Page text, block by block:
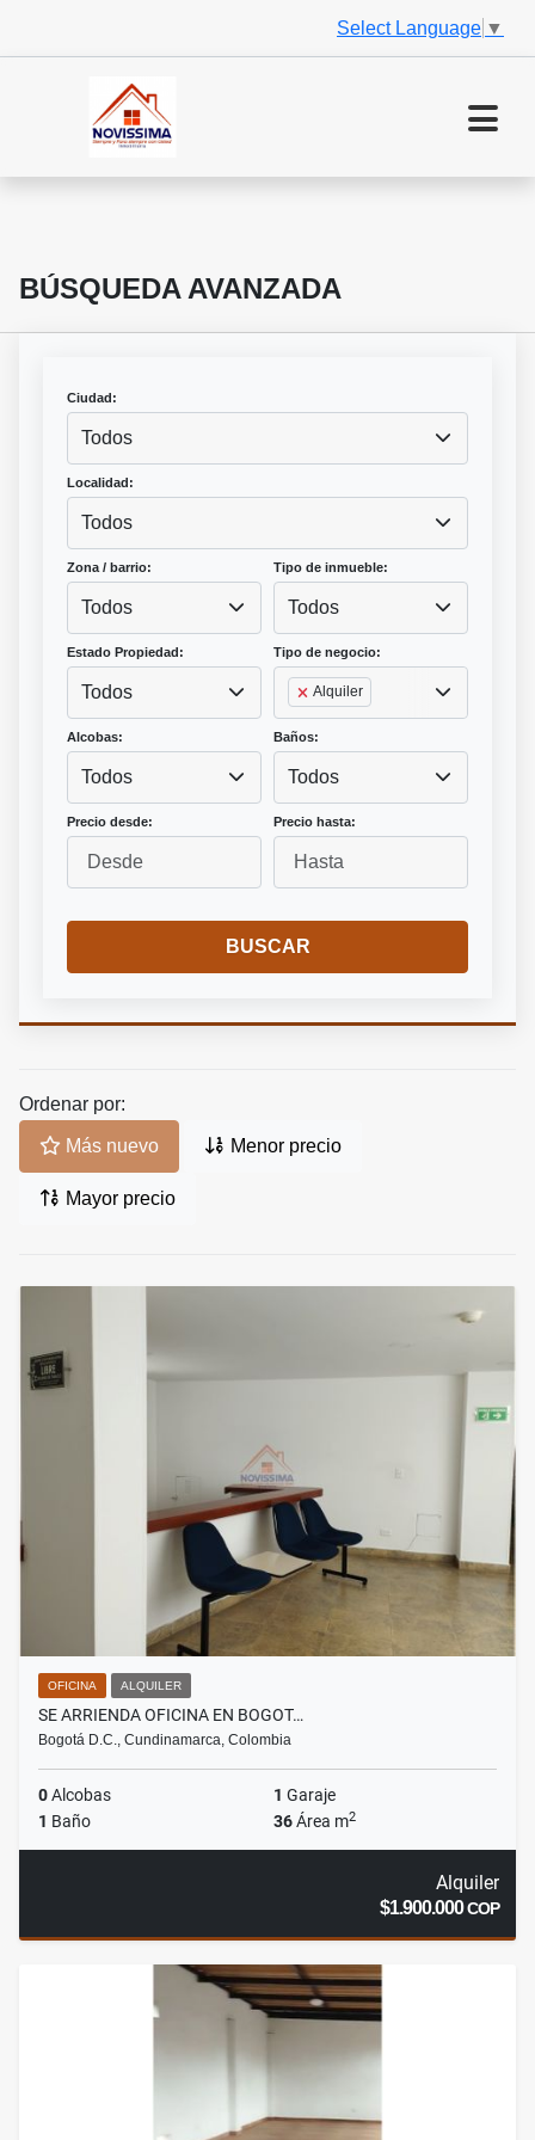
Select Language ▼
BÚSQUEDA AVANZADA
Ciudad:
Todos
Localidad:
Todos
Zona / barrio:
Todos
Tipo de inmueble:
Todos
Estado Propiedad:
Todos
Tipo de negocio:
Alquiler
Alcobas:
Todos
Baños:
Todos
Precio desde: Precio hasta:
BUSCAR
Ordenar por:
Más nuevo Menor precio
Mayor precio
OFICINA ALQUILER
SE ARRIENDA OFICINA EN BOGOT…
Bogotá D.C., Cundinamarca, Colombia
0Alcobas 1 Garaje
1 Baño 36Área m2
Alquiler
$1.900.000COP